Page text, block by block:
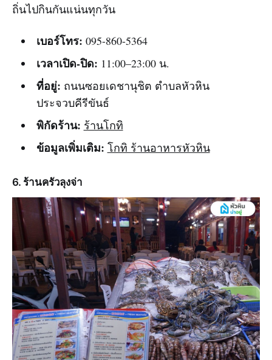
ถิ่นไปกินกันแน่นทุกวัน
เบอร์โทร: 095-860-5364
เวลาเปิด-ปิด: 11:00–23:00 น.
ที่อยู่: ถนนซอยเดชานุชิต ตำบลหัวหิน
ประจวบคีรีขันธ์
พิกัดร้าน: ร้านโกทิ
ข้อมูลเพิ่มเติม: โกทิ ร้านอาหารหัวหิน
6. ร้านครัวลุงจ่า